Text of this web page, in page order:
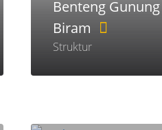
Benteng Gunung
Biram
Struktur